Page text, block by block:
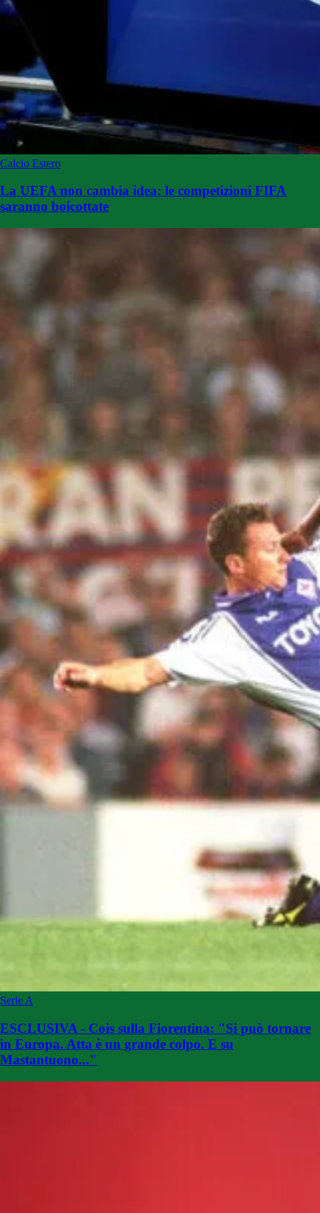
Calcio Estero
La UEFA non cambia idea: le competizioni FIFA
saranno boicottate
Serie A
ESCLUSIVA - Cois sulla Fiorentina: "Si può tornare
in Europa. Atta è un grande colpo. E su
Mastantuono..."